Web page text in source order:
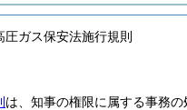
圧ガス保安法施行規則
は、知事の権限に属する事務